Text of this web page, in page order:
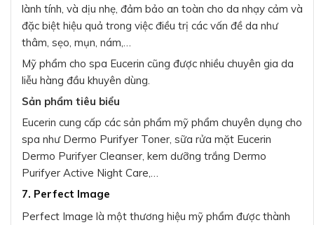
lành tính, và dịu nhẹ, đảm bảo an toàn cho da nhạy cảm và
đặc biệt hiệu quả trong việc điều trị các vấn đề da như
thâm, sẹo, mụn, nám,…
Mỹ phẩm cho spa Eucerin cũng được nhiều chuyên gia da
liễu hàng đầu khuyên dùng.
Sản phẩm tiêu biểu
Eucerin cung cấp các sản phẩm mỹ phẩm chuyên dụng cho
spa như Dermo Purifyer Toner, sữa rửa mặt Eucerin
Dermo Purifyer Cleanser, kem dưỡng trắng Dermo
Purifyer Active Night Care,…
7. Perfect Image
Perfect Image là một thương hiệu mỹ phẩm được thành